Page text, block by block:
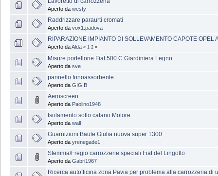
Aperto da westy
Raddrizzare paraurti cromati
Aperto da vox1.padova
RIPARAZIONE IMPIANTO DI SOLLEVAMENTO CAPOTE OPEL
Aperto daAlda « 1 2 »
Misure portellone Fiat 500 C Giardiniera Legno
Aperto da sve
pannello fonoassorbente
Aperto da GIGIB
Aeroscreen
Aperto da Paolino1948
Isolamento sotto cafano Motore
Aperto da wall
Guarnizioni Baule Giulia nuova super 1300
Aperto da yrenegade1
Stemma/Fregio carrozzerie speciali Fiat del Lingotto
Aperto da Gabri1967
Ricerca autofficina zona Pavia per problema alla carrozzeria di